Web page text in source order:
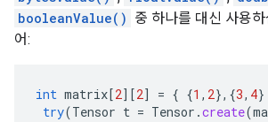
booleanValue() 중 하나를 대신 사용하
어:
int matrix[2][2] = { {1 , 2},{3, 4}
try(Tensor t = Tensor .create(